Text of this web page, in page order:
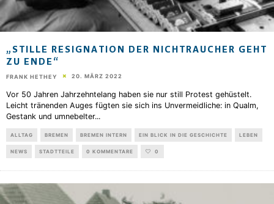
„STILLE RESIGNATION DER NICHTRAUCHER GEHT
ZU ENDE“
FRANK HETHEY 20. MÄRZ 2022
Vor 50 Jahren Jahrzehntelang haben sie nur still Protest gehüstelt.
Leicht tränenden Auges fügten sie sich ins Unvermeidliche: in Qualm,
Gestank und umnebelter...
ALLTAG BREMEN BREMEN INTERN EIN BLICK IN DIE GESCHICHTE LEBEN
NEWS STADTTEILE 0 KOMMENTARE 0